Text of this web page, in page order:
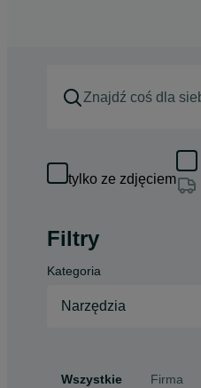
tylko ze zdjęciem
Filtry
Kategoria
Narzędzia
Wszystkie Firma